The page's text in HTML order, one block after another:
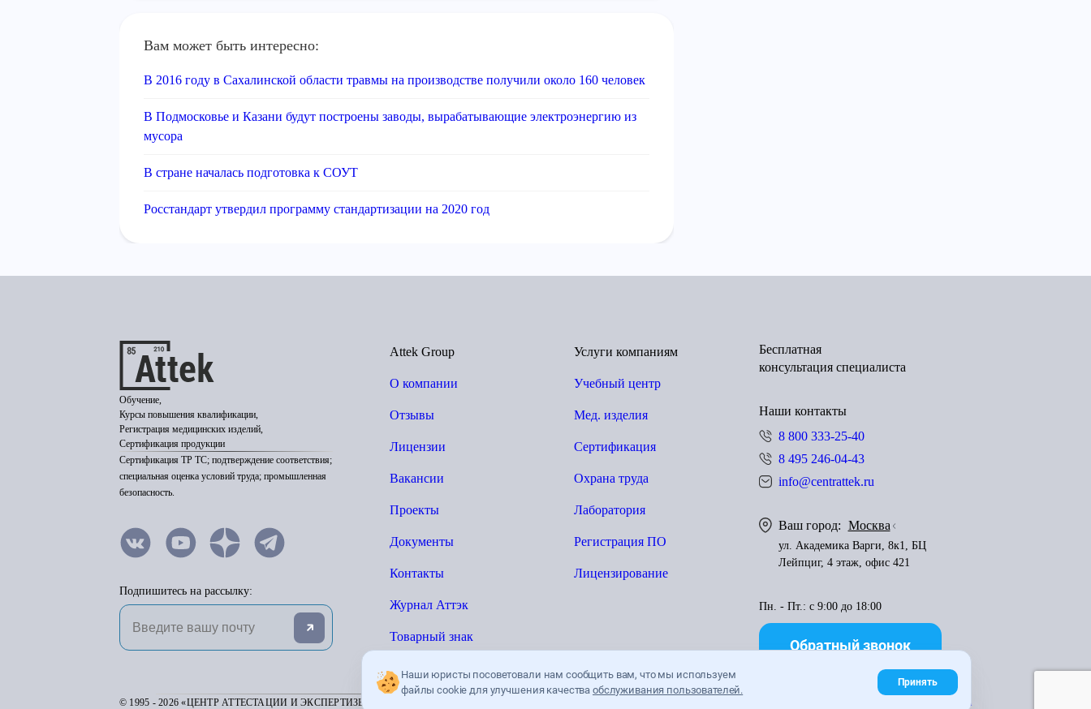
Наши юристы посоветовали нам сообщить вам, что мы используем
файлы cookie для улучшения качества обслуживания пользователей.
Принять
Вам может быть интересно:
В 2016 году в Сахалинской области травмы на производстве получили около 160 человек
В Подмосковье и Казани будут построены заводы, вырабатывающие электроэнергию из
мусора
В стране началась подготовка к СОУТ
Росстандарт утвердил программу стандартизации на 2020 год
Обучение,
Курсы повышения квалификации,
Регистрация медицинских изделий,
Сертификация продукции
Сертификация ТР ТС; подтверждение соответствия;
специальная оценка условий труда; промышленная
безопасность.
Подпишитесь на рассылку:
Attek Group
О компании
Отзывы
Лицензии
Вакансии
Проекты
Документы
Контакты
Журнал Аттэк
Товарный знак
Услуги компаниям
Учебный центр
Мед. изделия
Сертификация
Охрана труда
Лаборатория
Регистрация ПО
Лицензирование
Бесплатная
консультация специалиста
Наши контакты
8 800 333-25-40
8 495 246-04-43
info@centrattek.ru
Ваш город: Москва
ул. Академика Варги, 8к1, БЦ
Лейпциг, 4 этаж, офис 421
Пн. - Пт.: с 9:00 до 18:00
Обратный звонок
© 1995 - 2026 «ЦЕНТР АТТЕСТАЦИИ И ЭКСПЕРТИЗЫ» Карта сайта